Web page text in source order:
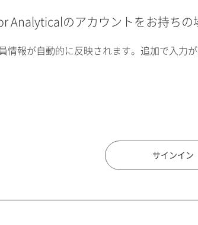
Analyticalのアカウントをお持ちの
報が自動的に反映されます。追加で入力が
サインイン